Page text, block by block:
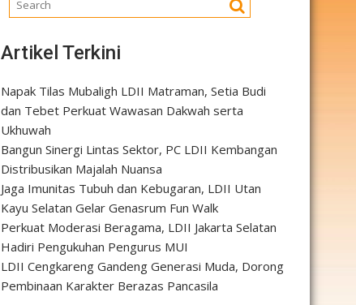
Artikel Terkini
Napak Tilas Mubaligh LDII Matraman, Setia Budi
dan Tebet Perkuat Wawasan Dakwah serta
Ukhuwah
Bangun Sinergi Lintas Sektor, PC LDII Kembangan
Distribusikan Majalah Nuansa
Jaga Imunitas Tubuh dan Kebugaran, LDII Utan
Kayu Selatan Gelar Genasrum Fun Walk
Perkuat Moderasi Beragama, LDII Jakarta Selatan
Hadiri Pengukuhan Pengurus MUI
LDII Cengkareng Gandeng Generasi Muda, Dorong
Pembinaan Karakter Berazas Pancasila